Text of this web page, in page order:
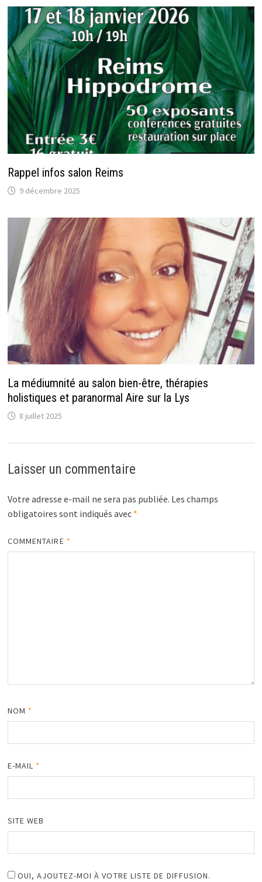
Rappel infos salon Reims
9 décembre 2025
La médiumnité au salon bien-être, thérapies
holistiques et paranormal Aire sur la Lys
8 juillet 2025
Laisser un commentaire
Votre adresse e-mail ne sera pas publiée. Les champs
obligatoires sont indiqués avec *
COMMENTAIRE *
NOM *
E-MAIL *
SITE WEB
OUI, AJOUTEZ-MOI À VOTRE LISTE DE DIFFUSION.